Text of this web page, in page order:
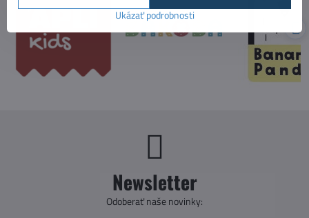
Newsletter
Odoberať naše novinky:
Ukázať podrobnosti